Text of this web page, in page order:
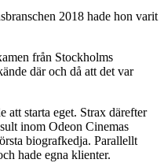
2018 hade hon varit
från Stockholms
där och då att det var
att starta eget. Strax därefter
inom Odeon Cinemas
biografkedja. Parallellt
hade egna klienter.